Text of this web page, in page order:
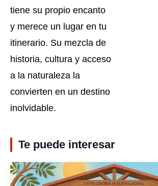
tiene su propio encanto
y merece un lugar en tu
itinerario. Su mezcla de
historia, cultura y acceso
a la naturaleza la
convierten en un destino
inolvidable.
Te puede interesar